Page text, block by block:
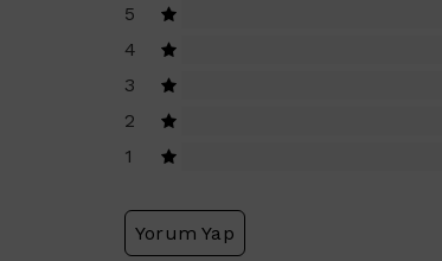
5
4
3
2
1
Yorum Yap